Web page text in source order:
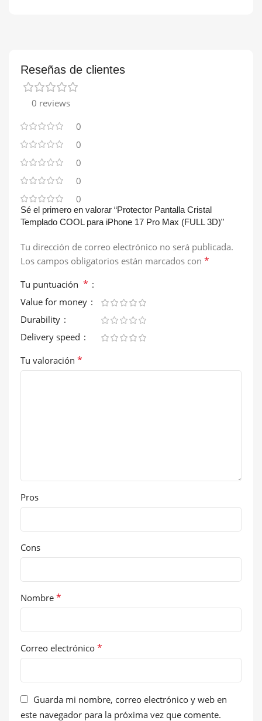
Reseñas de clientes
0 reviews
0
0
0
0
0
Sé el primero en valorar “Protector Pantalla Cristal
Templado COOL para iPhone 17 Pro Max (FULL 3D)”
Tu dirección de correo electrónico no será publicada.
Los campos obligatorios están marcados con *
Tu puntuación *
Value for money
Durability
Delivery speed
Tu valoración *
Pros
Cons
Nombre *
Correo electrónico *
Guarda mi nombre, correo electrónico y web en
este navegador para la próxima vez que comente.